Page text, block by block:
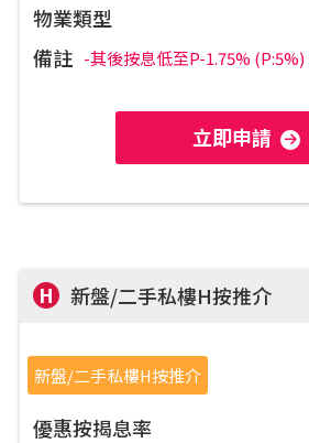
中原按揭標籤優惠
按揭計算
轉按計算
供款年期計算
物業類型
備註 -其後按息低至P-1.75%
立即申請
H 新盤/二手私樓H按推介
新盤/二手私樓H按推介
優惠按揭息率